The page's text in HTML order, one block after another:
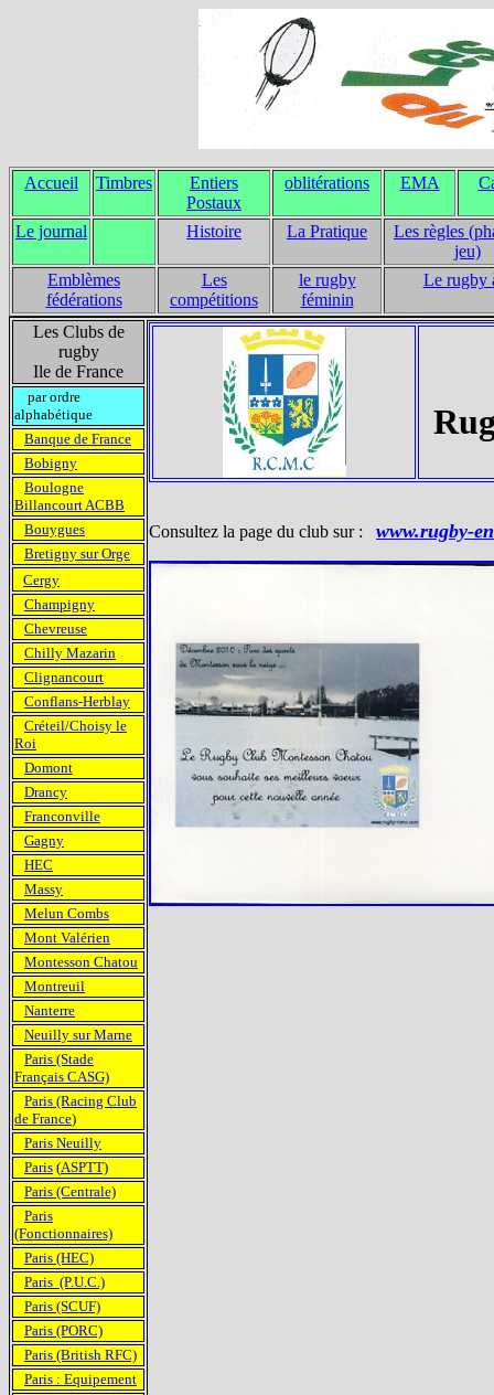
Accueil Timbres
Entiers
Postaux
oblitérations EMA
Le journal Histoire La Pratique
Les règles
jeu)
Emblèmes
fédérations
Les
compétitions
le rugby
féminin
Le rugby
Les Clubs de
rugby
Ile de France
Consultez la page du club sur : www.rugby-
par ordre
alphabétique
Banque de France
Bobigny
Boulogne
Billancourt ACBB
Bouygues
Bretigny sur Orge
Cergy
Champigny
Chevreuse
Chilly Mazarin
Clignancourt
Conflans-Herblay
Créteil/Choisy le
Roi
Domont
Drancy
Franconville
Gagny
HEC
Massy
Melun Combs
Mont Valérien
Montesson Chatou
Montreuil
Nanterre
Neuilly sur Marne
Paris (Stade
Français CASG)
Paris (Racing Club
de France)
Paris Neuilly
Paris (ASPTT)
Paris (Centrale)
Paris
(Fonctionnaires)
Paris (HEC)
Paris (P.U.C.)
Paris (SCUF)
Paris (PORC)
Paris (British RFC)
Paris : Equipement